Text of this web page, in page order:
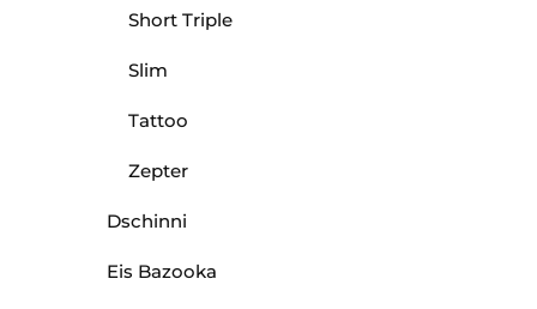
Short Triple
Slim
Tattoo
Zepter
Dschinni
Eis Bazooka